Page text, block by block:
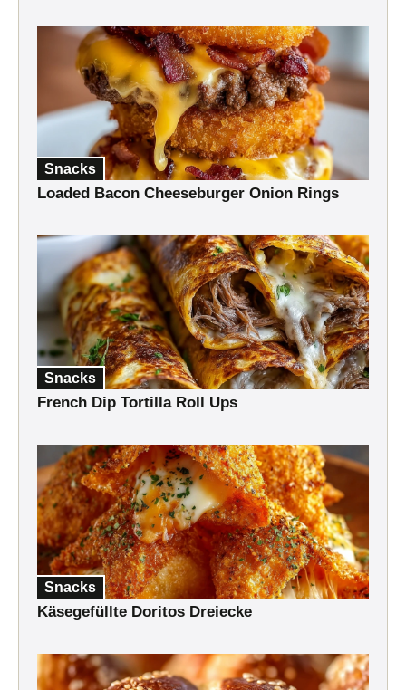
Snacks
Loaded Bacon Cheeseburger Onion Rings
Snacks
French Dip Tortilla Roll Ups
Snacks
Käsegefüllte Doritos Dreiecke